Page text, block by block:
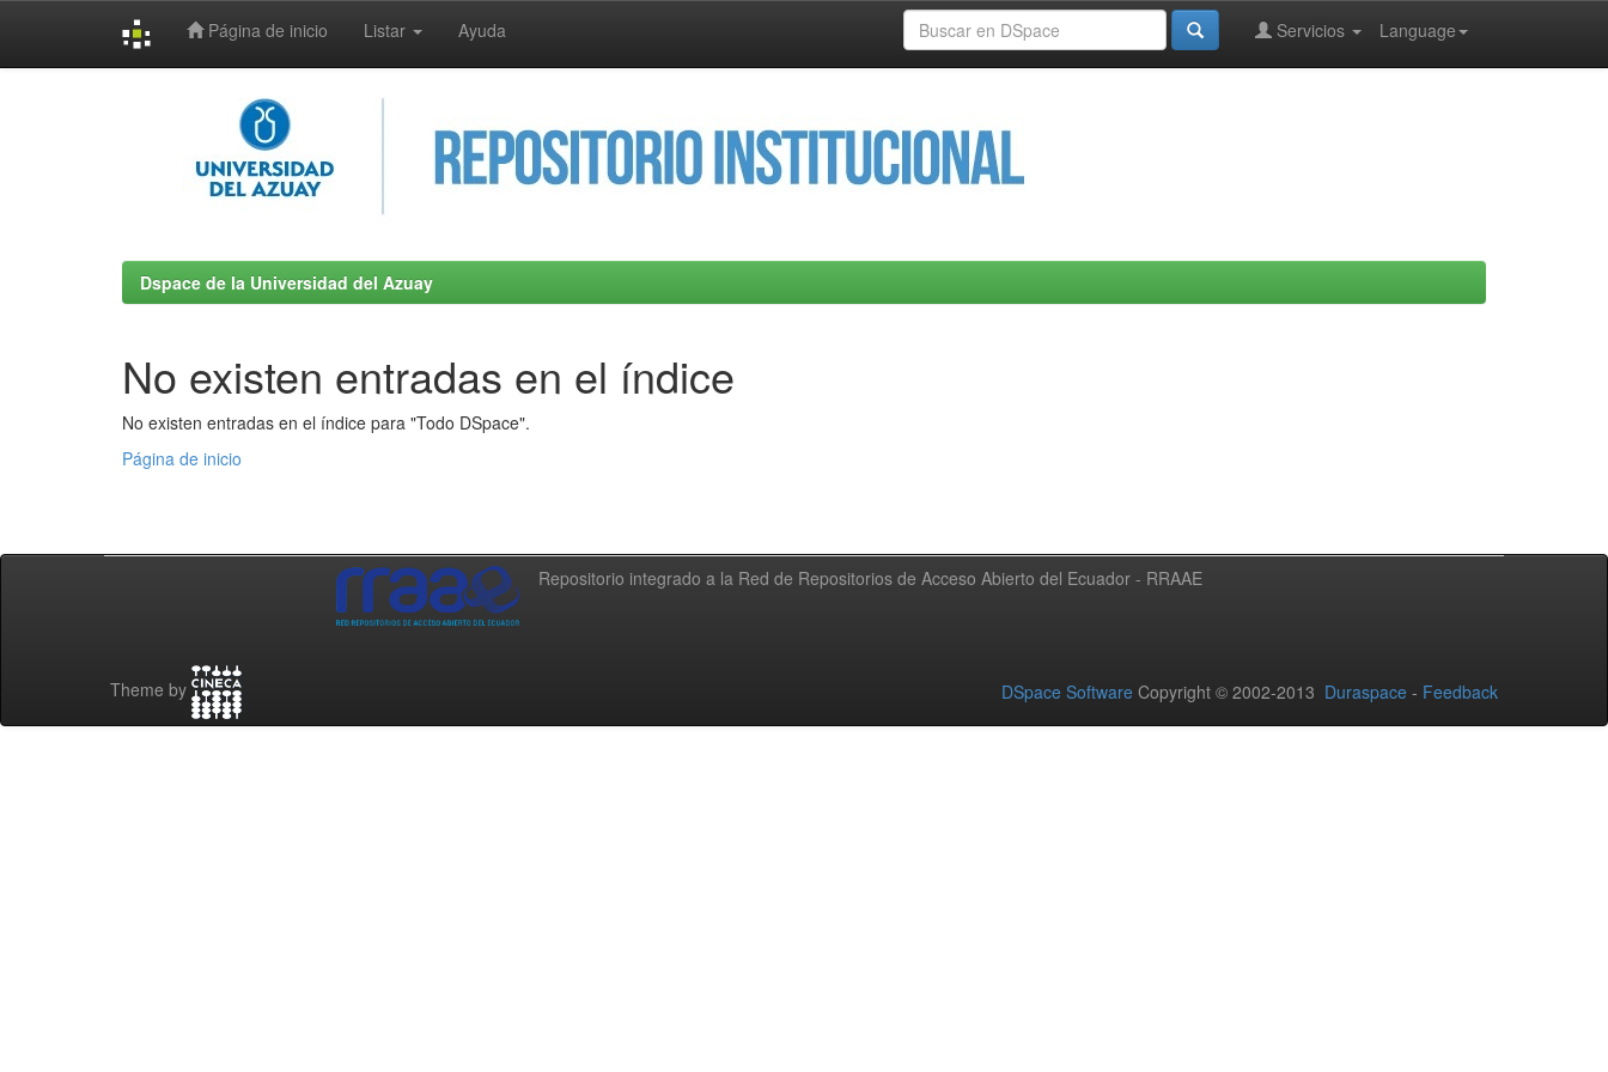
Página de inicio Listar Ayuda Language
Servicios
Dspace de la Universidad del Azuay
No existen entradas en el índice
No existen entradas en el índice para "Todo DSpace".
Página de inicio
Repositorio integrado a la Red de Repositorios de Acceso Abierto del Ecuador - RRAAE
Theme by DSpace Software Copyright © 2002-2013 Duraspace - Feedback